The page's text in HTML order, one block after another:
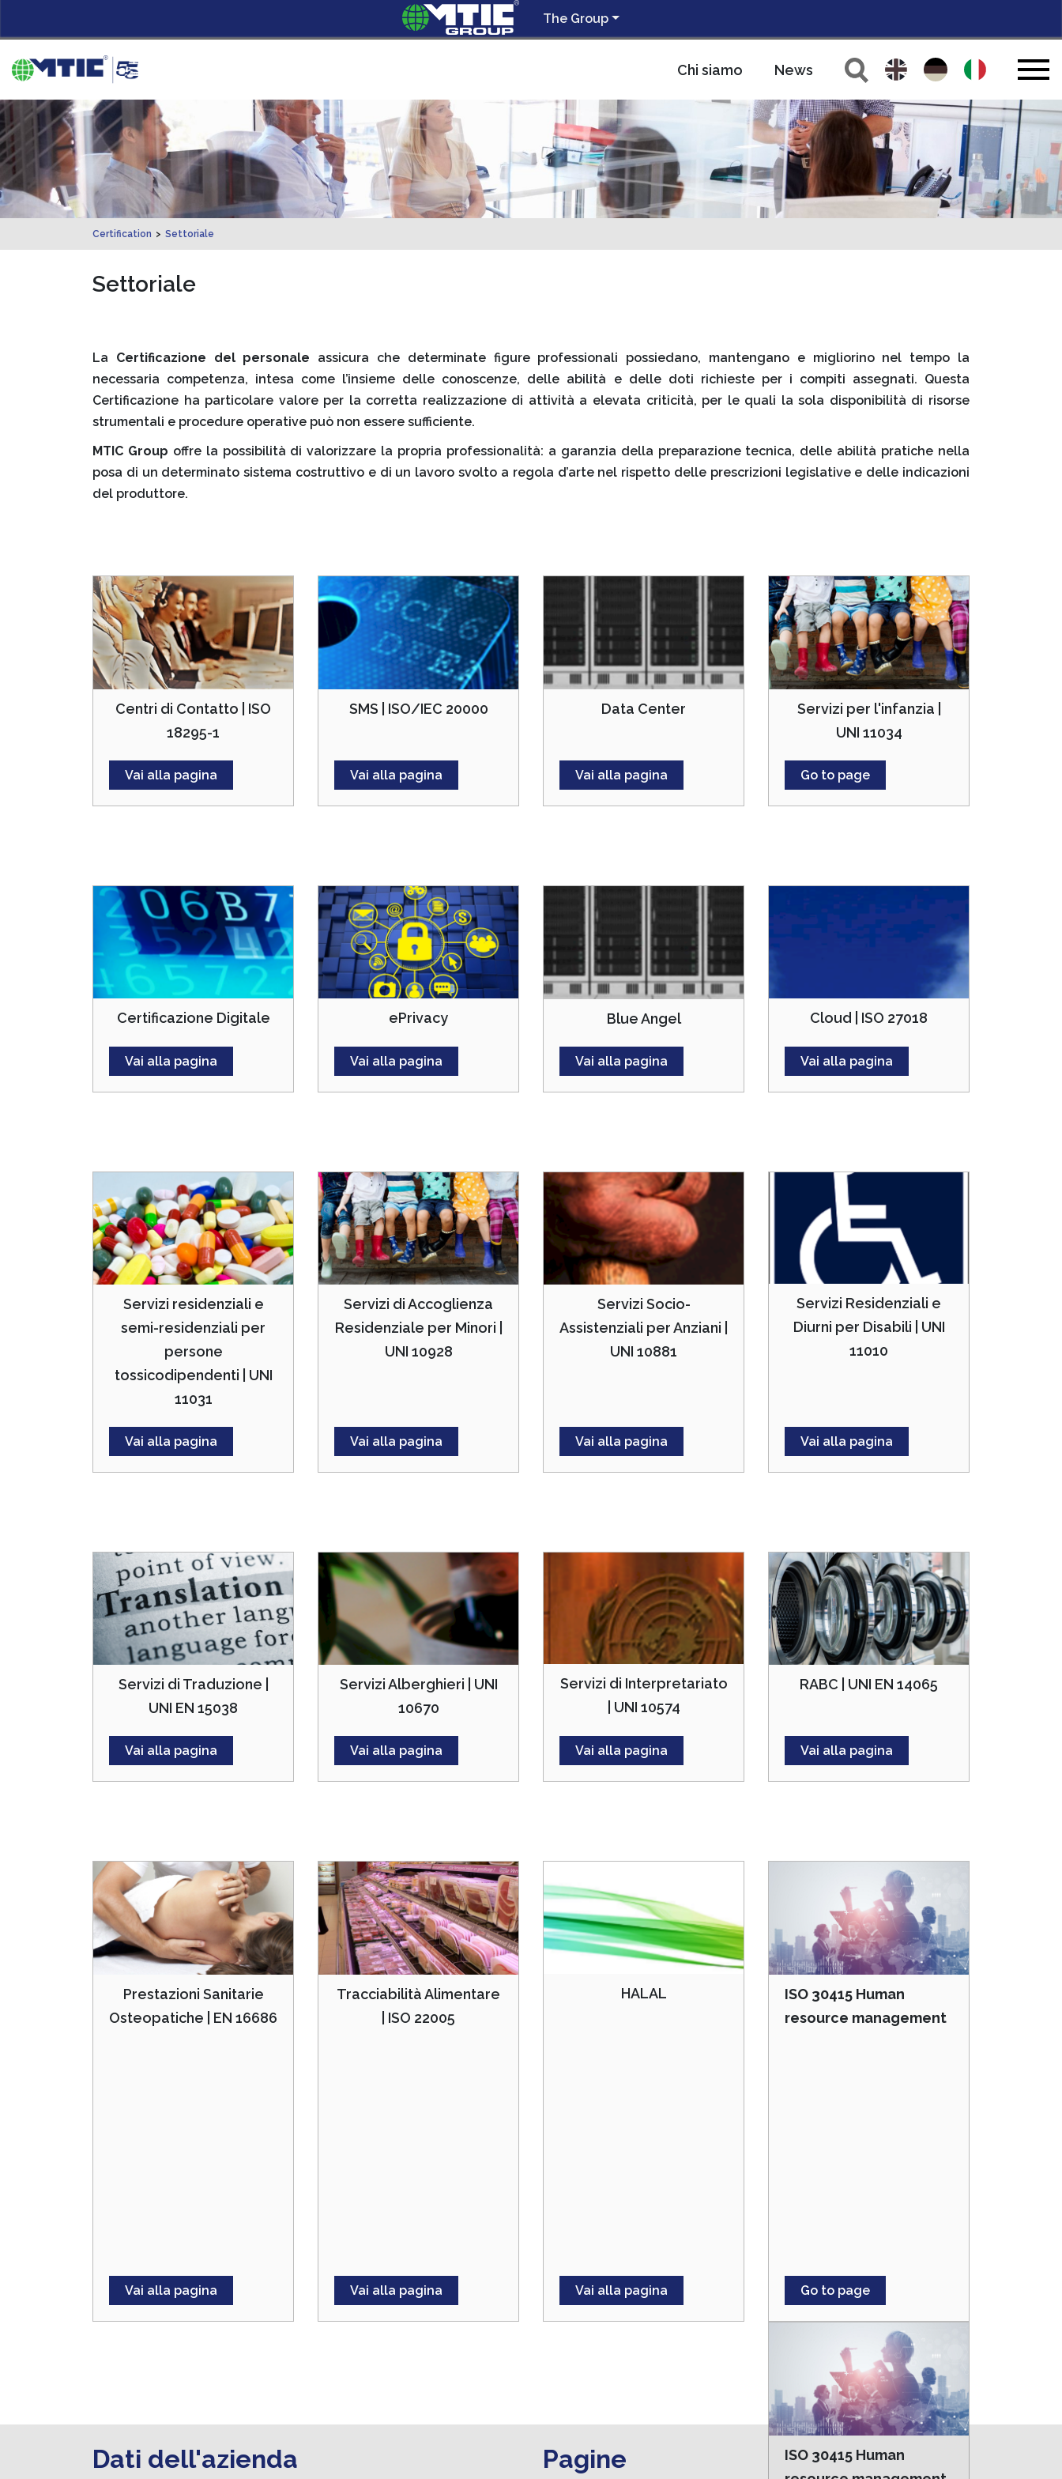
The Group
Chi siamo News
Certification > Settoriale
Settoriale
La Certificazione del personale assicura che determinate figure professionali possiedano, mantengano e migliorino nel tempo la
necessaria competenza, intesa come l’insieme delle conoscenze, delle abilità e delle doti richieste per i compiti assegnati. Questa
Certificazione ha particolare valore per la corretta realizzazione di attività a elevata criticità, per le quali la sola disponibilità di risorse
strumentali e procedure operative può non essere sufficiente.
MTIC Group offre la possibilità di valorizzare la propria professionalità: a garanzia della preparazione tecnica, delle abilità pratiche nella
posa di un determinato sistema costruttivo e di un lavoro svolto a regola d’arte nel rispetto delle prescrizioni legislative e delle indicazioni
del produttore.
Centri di Contatto | ISO
18295-1
Vai alla pagina
SMS | ISO/IEC 20000
Vai alla pagina
Data Center
Vai alla pagina
Servizi per l'infanzia |
UNI 11034
Go to page
Certificazione Digitale
Vai alla pagina
ePrivacy
Vai alla pagina
Blue Angel
Vai alla pagina
Cloud | ISO 27018
Vai alla pagina
Servizi residenziali e
semi-residenziali per
persone
tossicodipendenti | UNI
11031
Vai alla pagina
Servizi di Accoglienza
Residenziale per Minori |
UNI 10928
Vai alla pagina
Servizi Socio-
Assistenziali per Anziani |
UNI 10881
Vai alla pagina
Servizi Residenziali e
Diurni per Disabili | UNI
11010
Vai alla pagina
Servizi di Traduzione |
UNI EN 15038
Vai alla pagina
Servizi Alberghieri | UNI
10670
Vai alla pagina
Servizi di Interpretariato
| UNI 10574
Vai alla pagina
RABC | UNI EN 14065
Vai alla pagina
Prestazioni Sanitarie
Osteopatiche | EN 16686
Vai alla pagina
Tracciabilità Alimentare
| ISO 22005
Vai alla pagina
HALAL
Vai alla pagina
ISO 30415 Human
resource management
Go to page
ISO 30415 Human
Dati dell'azienda Pagine